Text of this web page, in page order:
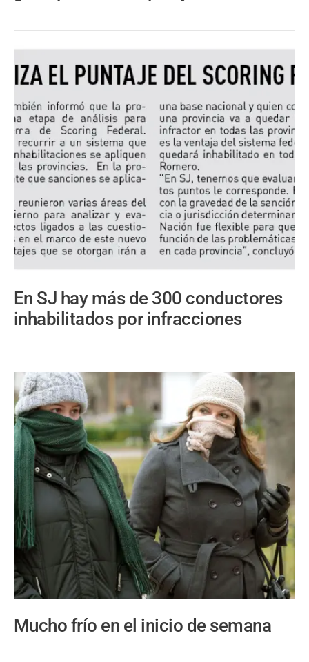
En SJ hay más de 300 conductores
inhabilitados por infracciones
Mucho frío en el inicio de semana